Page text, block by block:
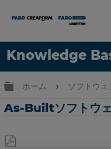
Knowledge
言語
グローバル階層
ホーム ソフトウェ
As-Builtソフトウ